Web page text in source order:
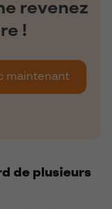
revenez
!
maintenant
de plusieurs